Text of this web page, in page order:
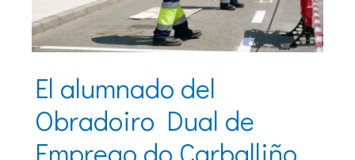
El alumnado del
Obradoiro Dual de
Emprego do Carballiño